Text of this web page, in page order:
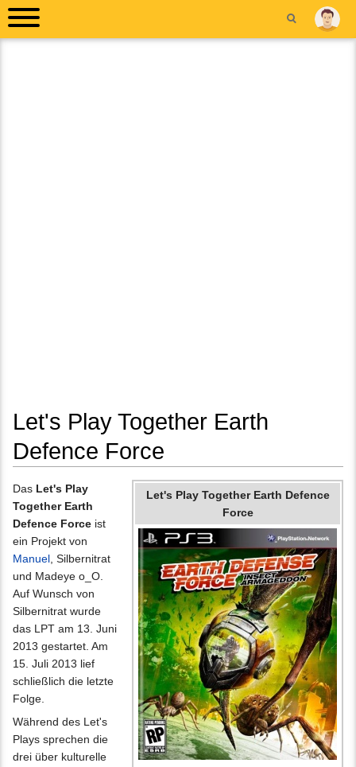
Let's Play Together Earth
Defence Force
Let's Play Together Earth Defence
Force
Das Let's Play
Together Earth
Defence Force ist
ein Projekt von
Manuel, Silbernitrat
und Madeye o_O.
Auf Wunsch von
Silbernitrat wurde
das LPT am 13. Juni
2013 gestartet. Am
15. Juli 2013 lief
schließlich die letzte
Folge.
Während des Let's
Plays sprechen die
drei über kulturelle